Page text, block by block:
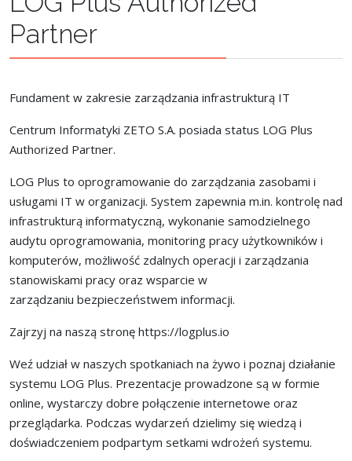
Partner
Fundament w zakresie zarządzania infrastrukturą IT
Centrum Informatyki ZETO S.A. posiada status LOG Plus
Authorized Partner.
LOG Plus to oprogramowanie do zarządzania zasobami i
usługami IT w organizacji. System zapewnia m.in. kontrolę nad
infrastrukturą informatyczną, wykonanie samodzielnego
audytu oprogramowania, monitoring pracy użytkowników i
komputerów, możliwość zdalnych operacji i zarządzania
stanowiskami pracy oraz wsparcie w
zarządzaniu bezpieczeństwem informacji.
Zajrzyj na naszą stronę https://logplus.io
Weź udział w naszych spotkaniach na żywo i poznaj działanie
systemu LOG Plus. Prezentacje prowadzone są w formie
online, wystarczy dobre połączenie internetowe oraz
przeglądarka. Podczas wydarzeń dzielimy się wiedzą i
doświadczeniem podpartym setkami wdrożeń systemu.